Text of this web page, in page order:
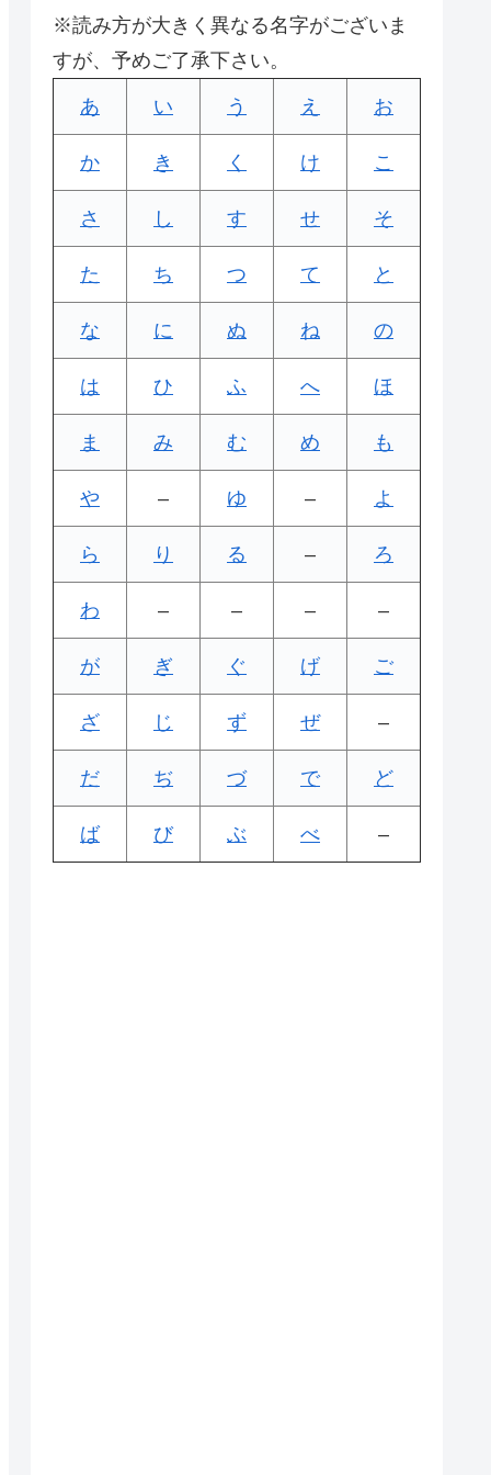
※読み方が大きく異なる名字がございま
すが、予めご了承下さい。
あ い う え お
か き く け こ
さ し す せ そ
た ち つ て と
な に ぬ ね の
は ひ ふ へ ほ
ま み む め も
や – ゆ – よ
ら り る – ろ
わ – – – –
が ぎ ぐ げ ご
ざ じ ず ぜ –
だ ぢ づ で ど
ば び ぶ べ –